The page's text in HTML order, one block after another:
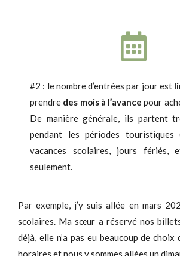
#2 : le nombre d’entrées par jour est
prendre des mois à l’avance pour
De manière générale, ils partent
pendant les périodes touristiques
vacances scolaires, jours fériés,
seulement.
Par exemple, j’y suis allée en mars
scolaires. Ma sœur a réservé nos
déjà, elle n’a pas eu beaucoup de choix
horaires et nous y sommes allées un